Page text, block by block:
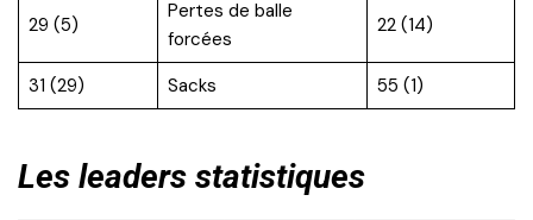
29 (5)
Pertes de balle
forcées
22 (14)
31 (29) Sacks 55 (1)
Les leaders statistiques